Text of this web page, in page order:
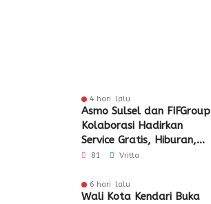
4 hari lalu
Asmo Sulsel dan FIFGroup
Kolaborasi Hadirkan
Service Gratis, Hiburan,
hingga Penyaluran CSR
81 Vritta
6 hari lalu
Wali Kota Kendari Buka